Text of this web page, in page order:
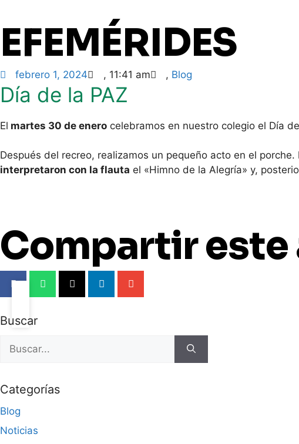
EFEMÉRIDES
febrero 1, 2024 , 11:41 am , Blog
Día de la PAZ
El martes 30 de enero celebramos en nuestro colegio el Día
Después del recreo, realizamos un pequeño acto en el
interpretaron con la flauta el «Himno de la Alegría» y,
Compartir
Buscar
Categorías
Blog
Noticias